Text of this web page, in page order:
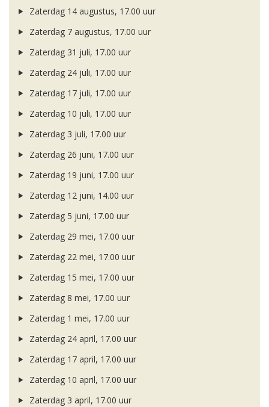
Zaterdag 14 augustus, 17.00 uur
Zaterdag 7 augustus, 17.00 uur
Zaterdag 31 juli, 17.00 uur
Zaterdag 24 juli, 17.00 uur
Zaterdag 17 juli, 17.00 uur
Zaterdag 10 juli, 17.00 uur
Zaterdag 3 juli, 17.00 uur
Zaterdag 26 juni, 17.00 uur
Zaterdag 19 juni, 17.00 uur
Zaterdag 12 juni, 14.00 uur
Zaterdag 5 juni, 17.00 uur
Zaterdag 29 mei, 17.00 uur
Zaterdag 22 mei, 17.00 uur
Zaterdag 15 mei, 17.00 uur
Zaterdag 8 mei, 17.00 uur
Zaterdag 1 mei, 17.00 uur
Zaterdag 24 april, 17.00 uur
Zaterdag 17 april, 17.00 uur
Zaterdag 10 april, 17.00 uur
Zaterdag 3 april, 17.00 uur